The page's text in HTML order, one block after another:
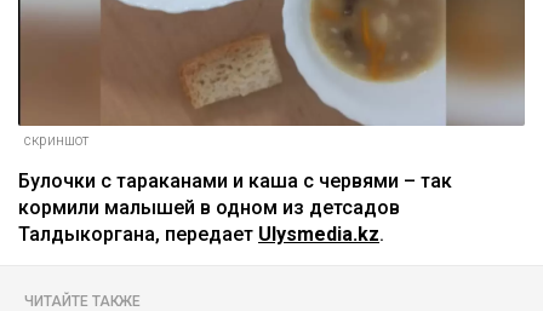
скриншот
Булочки с тараканами и каша с червями – так
кормили малышей в одном из детсадов
Талдыкоргана, передает Ulysmedia.kz.
ЧИТАЙТЕ ТАКЖЕ